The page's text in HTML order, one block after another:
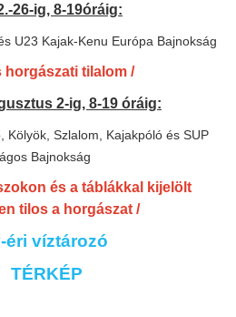
26-ig, 8-19óráig:
U23 Kajak-Kenu Európa Bajnokság
horgászati tilalom /
2-ig, 8-19 óráig:
Kölyök, Szlalom, Kajakpóló és SUP
Bajnokság
és a táblákkal kijelölt
tilos a horgászat /
éri víztározó
TÉRKÉP